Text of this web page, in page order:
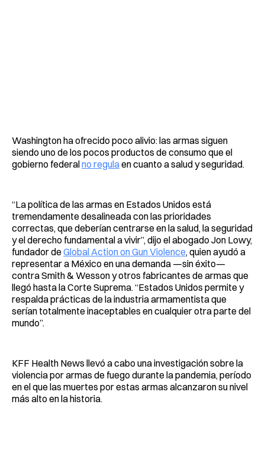
Washington ha ofrecido poco alivio: las armas siguen
siendo uno de los pocos productos de consumo que el
gobierno federalno regulaen cuanto a salud y seguridad.
“La política de las armas en Estados Unidos está
tremendamente desalineada con las prioridades
correctas, que deberían centrarse en la salud, la seguridad
y el derecho fundamental a vivir”, dijo el abogado Jon Lowy,
fundador deGlobal Action on Gun Violence, quien ayudó a
representar a México en una demanda —sin éxito—
contra Smith & Wesson y otros fabricantes de armas que
llegó hasta la Corte Suprema. “Estados Unidos permite y
respalda prácticas de la industria armamentista que
serían totalmente inaceptables en cualquier otra parte del
mundo”.
KFF Health News llevó a cabo una investigación sobre la
violencia por armas de fuego durante la pandemia, período
en el que las muertes por estas armas alcanzaron su nivel
más alto en la historia.